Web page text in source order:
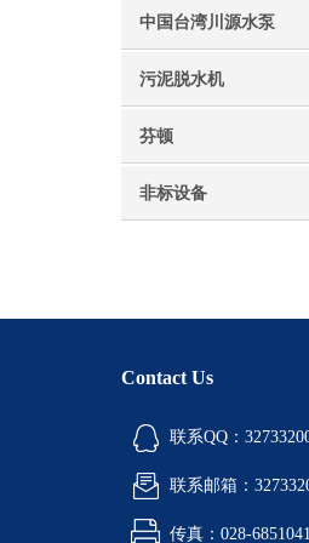
中国台湾川源水泵
污泥脱水机
芬顿
非标设备
Contact Us
联系QQ：
联系邮箱：
传真：028-